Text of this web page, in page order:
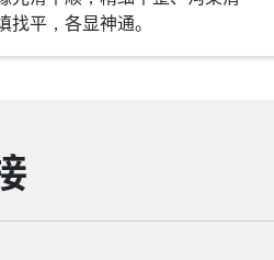
找平，各显神通。